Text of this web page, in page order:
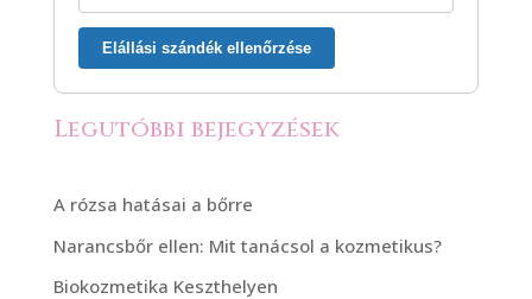
Elállási szándék ellenőrzése
Legutóbbi bejegyzések
A rózsa hatásai a bőrre
Narancsbőr ellen: Mit tanácsol a kozmetikus?
Biokozmetika Keszthelyen